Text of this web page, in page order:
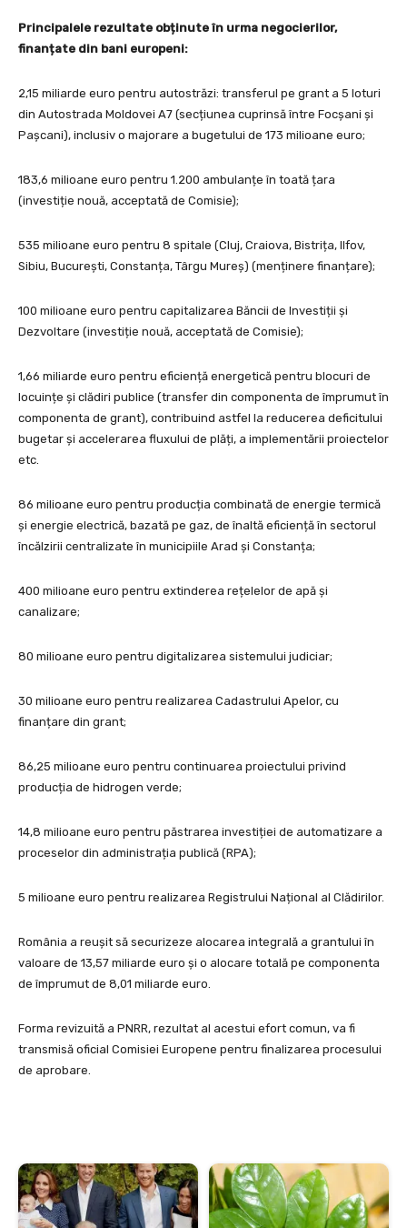
Principalele rezultate obținute în urma negocierilor,
finanțate din bani europeni:
2,15 miliarde euro pentru autostrăzi: transferul pe grant a 5 loturi
din Autostrada Moldovei A7 (secțiunea cuprinsă între Focșani și
Pașcani), inclusiv o majorare a bugetului de 173 milioane euro;
183,6 milioane euro pentru 1.200 ambulanțe în toată țara
(investiție nouă, acceptată de Comisie);
535 milioane euro pentru 8 spitale (Cluj, Craiova, Bistrița, Ilfov,
Sibiu, București, Constanța, Târgu Mureș) (menținere finanțare);
100 milioane euro pentru capitalizarea Băncii de Investiții și
Dezvoltare (investiție nouă, acceptată de Comisie);
1,66 miliarde euro pentru eficiență energetică pentru blocuri de
locuințe și clădiri publice (transfer din componenta de împrumut în
componenta de grant), contribuind astfel la reducerea deficitului
bugetar și accelerarea fluxului de plăți, a implementării proiectelor
etc.
86 milioane euro pentru producția combinată de energie termică
și energie electrică, bazată pe gaz, de înaltă eficiență în sectorul
încălzirii centralizate în municipiile Arad și Constanța;
400 milioane euro pentru extinderea rețelelor de apă și
canalizare;
80 milioane euro pentru digitalizarea sistemului judiciar;
30 milioane euro pentru realizarea Cadastrului Apelor, cu
finanțare din grant;
86,25 milioane euro pentru continuarea proiectului privind
producția de hidrogen verde;
14,8 milioane euro pentru păstrarea investiției de automatizare a
proceselor din administrația publică (RPA);
5 milioane euro pentru realizarea Registrului Național al Clădirilor.
România a reușit să securizeze alocarea integrală a grantului în
valoare de 13,57 miliarde euro și o alocare totală pe componenta
de împrumut de 8,01 miliarde euro.
Forma revizuită a PNRR, rezultat al acestui efort comun, va fi
transmisă oficial Comisiei Europene pentru finalizarea procesului
de aprobare.